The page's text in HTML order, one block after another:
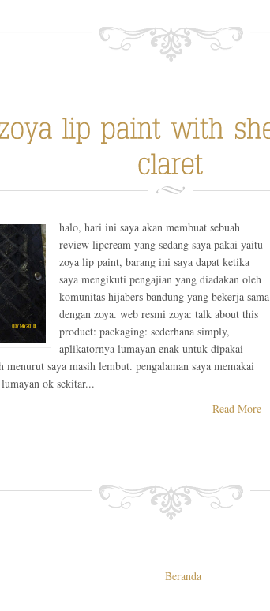
halo, hari ini saya akan membuat sebuah
review lipcream yang sedang saya pakai yaitu
zoya lip paint, barang ini saya dapat ketika
saya mengikuti pengajian yang diadakan oleh
komunitas hijabers bandung yang bekerja sama
dengan zoya. web resmi zoya: talk about this
product: packaging: sederhana simply,
aplikatornya lumayan enak untuk dipakai
menurut saya masih lembut. pengalaman saya memakai
ok sekitar...
Read More
Beranda